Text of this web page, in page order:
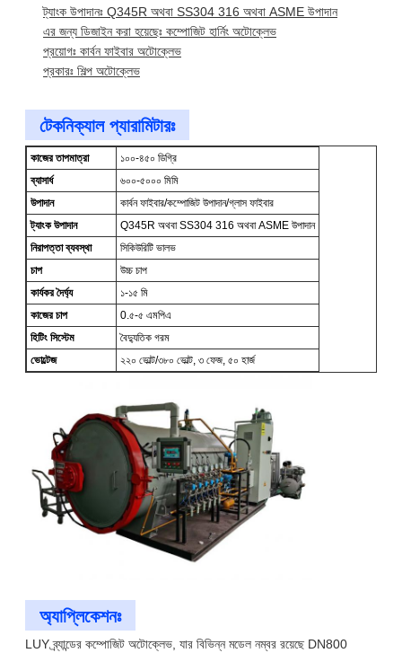
ট্যাংক উপাদানঃ Q345R অথবা SS304 316 অথবা ASME উপাদান
এর জন্য ডিজাইন করা হয়েছেঃ কম্পোজিট হার্নিং অটোক্লেভ
প্রয়োগঃ কার্বন ফাইবার অটোক্লেভ
প্রকারঃ শিল্প অটোক্লেভ
টেকনিক্যাল প্যারামিটারঃ
কাজের তাপমাত্রা
১০০-৪৫০ ডিগ্রি
ব্যাসার্ধ
৬০০-৫০০০ মিমি
উপাদান
কার্বন ফাইবার/কম্পোজিট উপাদান/গ্লাস ফাইবার
ট্যাংক উপাদান
Q345R অথবা SS304 316 অথবা ASME উপাদান
নিরাপত্তা ব্যবস্থা
সিকিউরিটি ভালভ
চাপ
উচ্চ চাপ
কার্যকর দৈর্ঘ্য
১-১৫ মি
কাজের চাপ
0.৫-৫ এমপিএ
হিটিং সিস্টেম
বৈদ্যুতিক গরম
ভোল্টেজ
২২০ ভোল্ট/৩৮০ ভোল্ট, ৩ ফেজ, ৫০ হার্জ
অ্যাপ্লিকেশনঃ
LUY ব্র্যান্ডের কম্পোজিট অটোক্লেভ, যার বিভিন্ন মডেল নম্বর রয়েছে DN800